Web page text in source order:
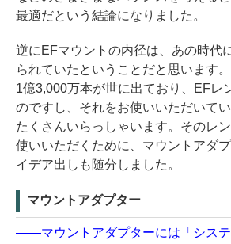
最適だという結論になりました。
逆にEFマウントの内径は、あの時代
られていたということだと思います
1億3,000万本が世に出ており、EFレ
のですし、それをお使いいただいて
たくさんいらっしゃいます。そのレ
使いいただくために、マウントアダ
イデア出しも随分しました。
マウントアダプター
——マウントアダプターには「システ